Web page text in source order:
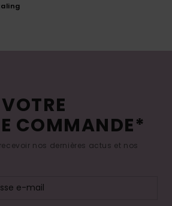
COMMANDE*
nos dernières actus et nos